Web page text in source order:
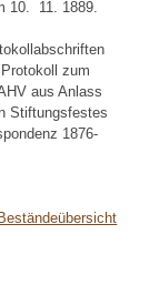
10. 11. 1889.
zum
aus Anlass
Stiftungsfestes
1876-